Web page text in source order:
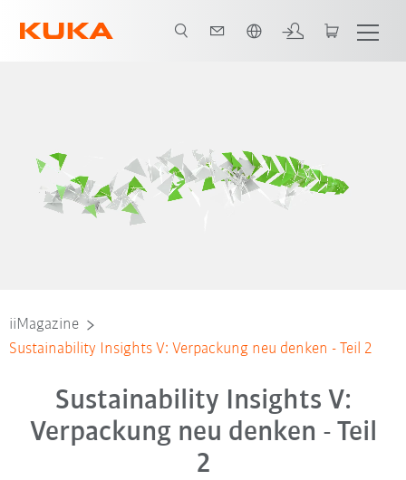
iiMagazine
Sustainability Insights V: Verpackung neu denken - Teil 2
Sustainability Insights V:
Verpackung neu denken - Teil
2